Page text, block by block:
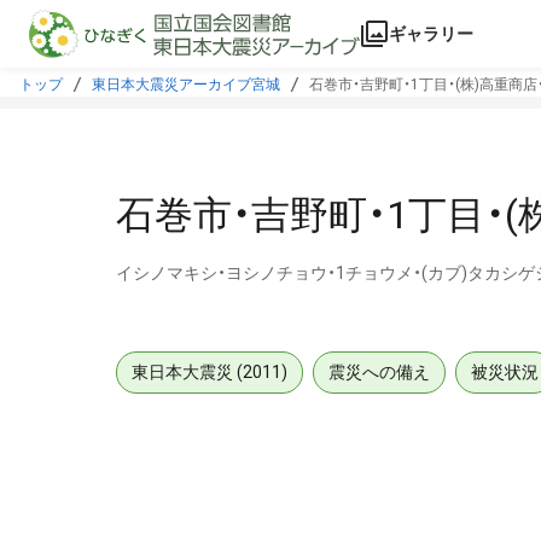
本文に飛ぶ
ギャラリー
トップ 東日本大震災アーカイブ宮城 石巻市・吉野町・1丁目・(株)高重商店
石巻市・吉野町・1丁目・
イシノマキシ・ヨシノチョウ・1チョウメ・(カブ)タカシ
東日本大震災 (2011) 震災への備え 被災状況